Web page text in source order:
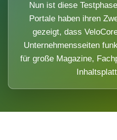
Nun ist diese
Portale haben ihren
gezeigt, dass
Unternehmensseiten
für große Magazine,